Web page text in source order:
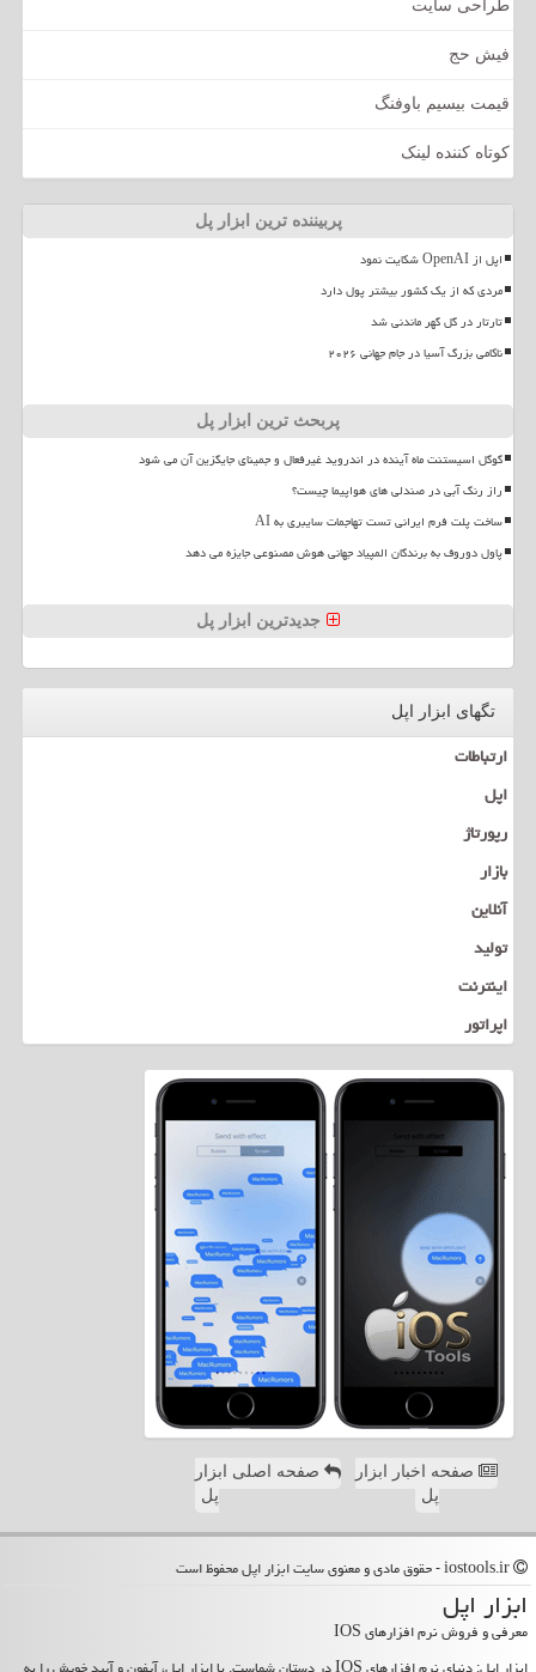
طراحی سایت
فیش حج
قیمت بیسیم باوفنگ
کوتاه کننده لینک
پربیننده ترین ابزار پل
اپل از OpenAI شکایت نمود
مردی که از یک کشور بیشتر پول دارد
تارتار در گل گهر ماندنی شد
ناکامی بزرگ آسیا در جام جهانی ۲۰۲۶
پربحث ترین ابزار پل
گوگل اسیستنت ماه آینده در اندروید غیرفعال و جمینای جایگزین آن می شود
راز رنگ آبی در صندلی های هواپیما چیست؟
ساخت پلت فرم ایرانی تست تهاجمات سایبری به AI
پاول دوروف به برندگان المپیاد جهانی هوش مصنوعی جایزه می دهد
جدیدترین ابزار پل
تگهای ابزار اپل
ارتباطات
اپل
رپورتاژ
بازار
آنلاین
تولید
اینترنت
اپراتور
صفحه اخبار ابزار
پل
صفحه اصلی ابزار
پل
ابزار اپل
معرفی و فروش نرم افزارهای IOS